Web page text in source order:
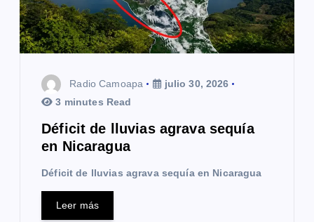
Radio Camoapa
julio 30, 2026
3 minutes Read
Déficit de lluvias agrava sequía
en Nicaragua
Déficit de lluvias agrava sequía en Nicaragua
Leer más